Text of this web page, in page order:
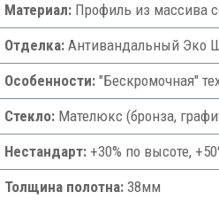
Материал:Профиль из массива
Отделка:Антивандальный Эко
Особенности:"Бескромочная"
Стекло:Мателюкс (бронза,
Нестандарт:+30% по высоте,
Толщина полотна:38мм